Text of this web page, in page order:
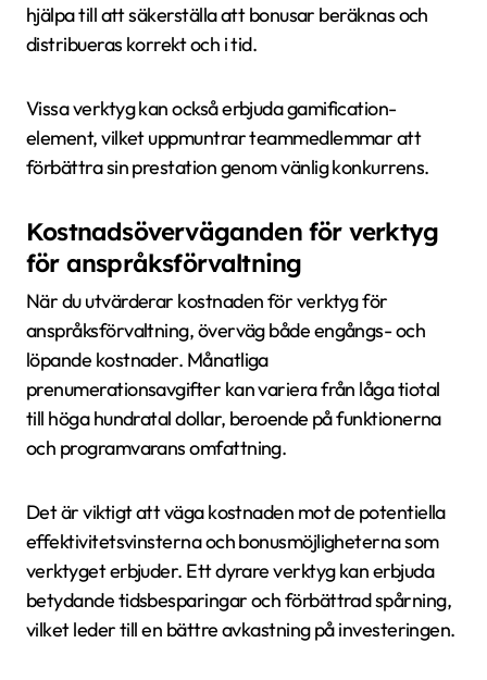
hjälpa till att säkerställa att bonusar beräknas och
distribueras korrekt och i tid.
Vissa verktyg kan också erbjuda gamification-
element, vilket uppmuntrar teammedlemmar att
förbättra sin prestation genom vänlig konkurrens.
Kostnadsöverväganden för verktyg
för anspråksförvaltning
När du utvärderar kostnaden för verktyg för
anspråksförvaltning, överväg både engångs- och
löpande kostnader. Månatliga
prenumerationsavgifter kan variera från låga tiotal
till höga hundratal dollar, beroende på funktionerna
och programvarans omfattning.
Det är viktigt att väga kostnaden mot de potentiella
effektivitetsvinsterna och bonusmöjligheterna som
verktyget erbjuder. Ett dyrare verktyg kan erbjuda
betydande tidsbesparingar och förbättrad spårning,
vilket leder till en bättre avkastning på investeringen.